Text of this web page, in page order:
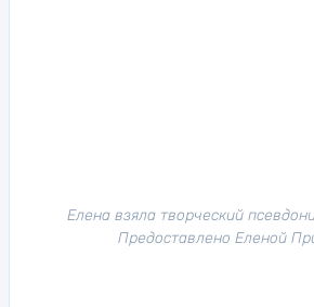
Елена взяла творческий
Предоставлено Еленой